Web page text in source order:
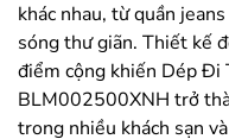
khác nhau, từ quần
sóng thư giãn. Thiết kế
điểm cộng khiến Dép Đi
BLM002500XNH trở
trong nhiều khách sạn